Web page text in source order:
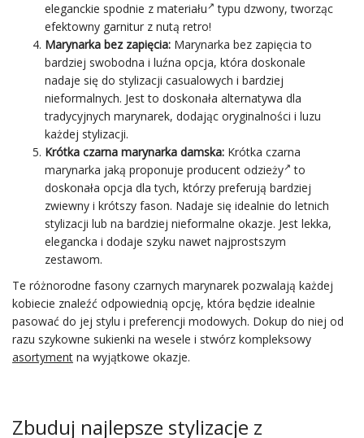
eleganckie spodnie z materiału
typu dzwony, tworząc
efektowny garnitur z nutą retro!
Marynarka bez zapięcia: Marynarka bez zapięcia to
bardziej swobodna i luźna opcja, która doskonale
nadaje się do stylizacji casualowych i bardziej
nieformalnych. Jest to doskonała alternatywa dla
tradycyjnych marynarek, dodając oryginalności i luzu
każdej stylizacji.
Krótka czarna marynarka damska: Krótka czarna
marynarka jaką proponuje producent odzieży
to
doskonała opcja dla tych, którzy preferują bardziej
zwiewny i krótszy fason. Nadaje się idealnie do letnich
stylizacji lub na bardziej nieformalne okazje. Jest lekka,
elegancka i dodaje szyku nawet najprostszym
zestawom.
Te różnorodne fasony czarnych marynarek pozwalają każdej
kobiecie znaleźć odpowiednią opcję, która będzie idealnie
pasować do jej stylu i preferencji modowych. Dokup do niej od
razu szykowne sukienki na wesele i stwórz kompleksowy
asortyment na wyjątkowe okazje.
Zbuduj najlepsze stylizacje z